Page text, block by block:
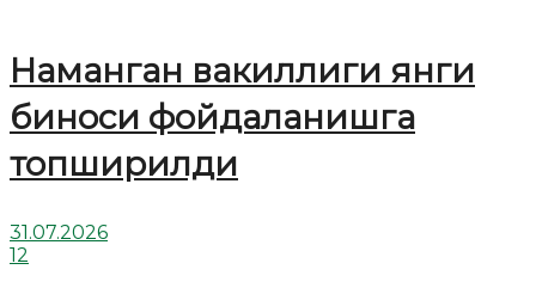
Наманган вакиллиги янги
биноси фойдаланишга
топширилди
31.07.2026
12